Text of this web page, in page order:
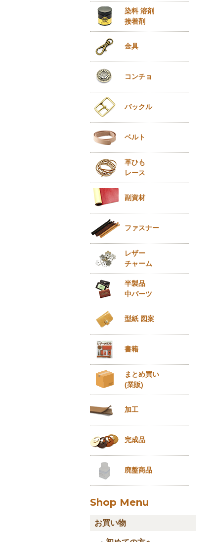
染料 溶剤
接着剤
金具
コンチョ
バックル
ベルト
革ひも
レース
副資材
ファスナー
レザー
チャーム
半製品
中パーツ
型紙 図案
書籍
まとめ買い
(業販)
加工
完成品
廃盤商品
Shop Menu
お買い物